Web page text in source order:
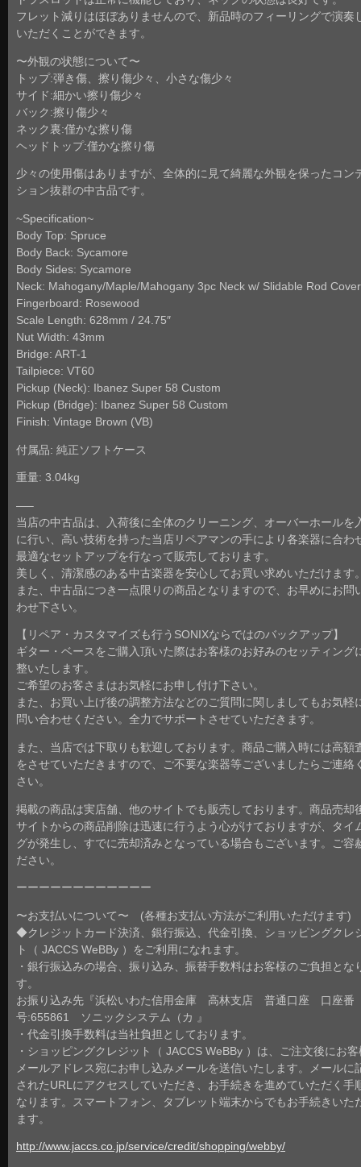
フレット減りはほぼありませんので、新品時のフィーリングで演奏
いただくことができます。
〜外観の状態について〜
トップ:弾き傷、擦り傷少々、小さな傷少々
サイド:細かい擦り傷少々
バック:擦り傷少々
ネック裏:僅かな擦り傷
ヘッドトップ:僅かな擦り傷
少々の使用傷はありますが、全体的に見て綺麗な外観を保ったコン
ション抜群の中古品です。
~Specification~
Body Top: Spruce
Body Back: Sycamore
Body Sides: Sycamore
Neck: Mahogany/Maple/Mahogany 3pc Neck w/ Slidable Rod Cover
Fingerboard: Rosewood
Scale Length: 628mm / 24.75″
Nut Width: 43mm
Bridge: ART-1
Tailpiece: VT60
Pickup (Neck): Ibanez Super 58 Custom
Pickup (Bridge): Ibanez Super 58 Custom
Finish: Vintage Brown (VB)
付属品: 純正ソフトケース
重量: 3.04kg
—–
当店の中古品は、入荷後に全体のクリーニング、オーバーホールを
に行い、高い技術を持った当店リペアマンの手により各楽器に合わ
最適なセットアップを行なって販売しております。
美しく、清潔感のある中古楽器を安心してお買い求めいただけます
また、中古品につき一点限りの商品となりますので、お早めにお問
わせ下さい。
【リペア・カスタマイズも行うSONIXならではのバックアップ】
ギター・ベースをご購入頂いた際はお客様のお好みのセッティング
整いたします。
ご希望のお客さまはお気軽にお申し付け下さい。
また、お買い上げ後の調整方法などのご質問に関しましてもお気軽
問い合わせください。全力でサポートさせていただきます。
また、当店では下取りも歓迎しております。商品ご購入時には高額
をさせていただきますので、ご不要な楽器等ございましたらご連絡
さい。
掲載の商品は実店舗、他のサイトでも販売しております。商品売却
サイトからの商品削除は迅速に行うよう心がけておりますが、タイ
グが発生し、すでに売却済みとなっている場合もございます。ご容
ださい。
ーーーーーーーーーーーー
〜お支払いについて〜 (各種お支払い方法がご利用いただけます)
◆クレジットカード決済、銀行振込、代金引換、ショッピングクレ
ト（ JACCS WeBBy ）をご利用になれます。
・銀行振込みの場合、振り込み、振替手数料はお客様のご負担とな
す。
お振り込み先『浜松いわた信用金庫 高林支店 普通口座 口座番
号:655861 ソニックシステム（カ 』
・代金引換手数料は当社負担としております。
・ショッピングクレジット（ JACCS WeBBy ）は、ご注文後にお
メールアドレス宛にお申し込みメールを送信いたします。メールに
されたURLにアクセスしていただき、お手続きを進めていただく手
なります。スマートフォン、タブレット端末からでもお手続きいた
ます。
http://www.jaccs.co.jp/service/credit/shopping/webby/